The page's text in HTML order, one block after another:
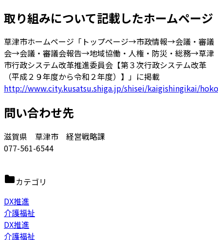
取り組みについて記載したホームページ
草津市ホームページ「トップページ→市政情報→会議・審議
会→会議・審議会報告→地域協働・人権・防災・総務→草津
市行政システム改革推進委員会【第３次行政システム改革
（平成２９年度から令和２年度）】」に掲載
http://www.city.kusatsu.shiga.jp/shisei/kaigishingikai/
問い合わせ先
滋賀県 草津市 経営戦略課
077-561-6544
カテゴリ
DX推進
介護福祉
DX推進
介護福祉